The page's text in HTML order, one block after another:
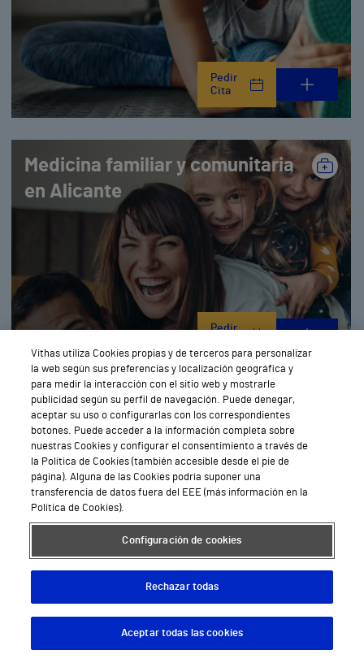
Pedir
Cita
Medicina familiar y comunitaria
en Alicante
Pedir
Medicina General en Alicante
Cita
Descargar App
Vithas utiliza Cookies propias y de terceros para personalizar
la web según sus preferencias y localización geográfica y
para medir la interacción con el sitio web y mostrarle
publicidad según su perfil de navegación. Puede denegar,
aceptar su uso o configurarlas con los correspondientes
botones. Puede acceder a la información completa sobre
nuestras Cookies y configurar el consentimiento a través de
la Política de Cookies (también accesible desde el pie de
página). Alguna de las Cookies podría suponer una
transferencia de datos fuera del EEE (más información en la
Política de Cookies).
Configuración de cookies
Rechazar todas
Aceptar todas las cookies